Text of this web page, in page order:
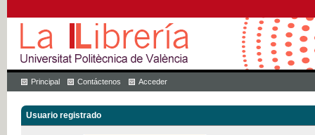
Principal Contáctenos Acceder
Usuario registrado